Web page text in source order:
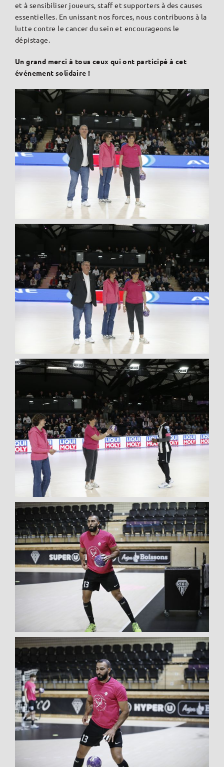
et à sensibiliser joueurs, staff et supporters à des causes
essentielles. En unissant nos forces, nous contribuons à la
lutte contre le cancer du sein et encourageons le
dépistage.
Un grand merci à tous ceux qui ont participé à cet
événement solidaire !